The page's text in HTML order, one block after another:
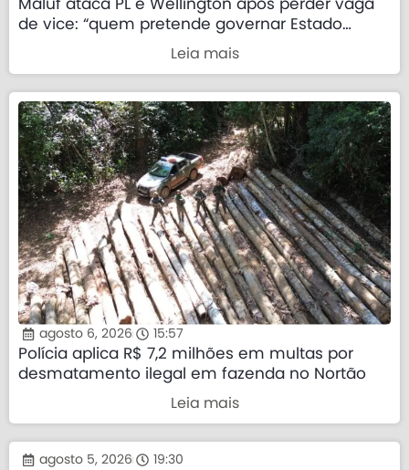
Maluf ataca PL e Wellington após perder vaga
de vice: “quem pretende governar Estado
precisa demonstrar que sua palavra tem valor”
Leia mais
agosto 6, 2026 15:57
Polícia aplica R$ 7,2 milhões em multas por
desmatamento ilegal em fazenda no Nortão
Leia mais
agosto 5, 2026 19:30